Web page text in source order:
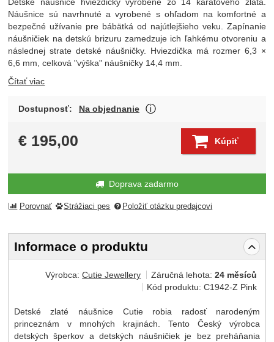
Náušnice sú navrhnuté a vyrobené s ohľadom na komfortné a
bezpečné užívanie pre bábätká od najútlejšieho veku. Zapínanie
náušničiek na detskú brizuru zamedzuje ich ľahkému otvoreniu a
následnej strate detské náušničky. Hviezdička má rozmer 6,3 ×
6,6 mm, celková "výška" náušničky 14,4 mm.
Čítať viac
Dostupnosť: Na objednanie
€ 195,00 Kúpiť
Doprava zadarmo
Porovnať Strážiaci pes Položiť otázku predajcovi
Informace o produktu
Výrobca:Cutie Jewellery Záručná lehota:24 měsíců
Kód produktu:C1942-Z Pink
Detské zlaté náušnice Cutie robia radosť narodeným
princeznám v mnohých krajinách. Tento Český výrobca
detských šperkov a detských náušničiek je bez preháňania